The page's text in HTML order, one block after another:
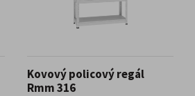
Kovový policový regál
Rmm 316